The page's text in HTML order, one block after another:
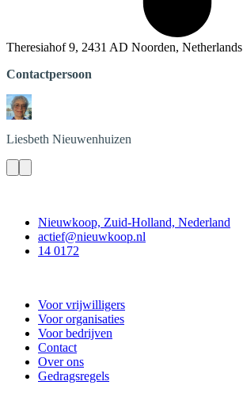
Theresiahof 9, 2431 AD Noorden, Netherlands
Contactpersoon
Liesbeth Nieuwenhuizen
Nieuwkoop, Zuid-Holland, Nederland
actief@nieuwkoop.nl
14 0172
Voor vrijwilligers
Voor organisaties
Voor bedrijven
Contact
Over ons
Gedragsregels